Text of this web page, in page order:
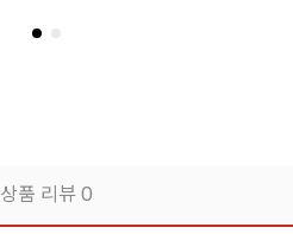
상품 리뷰0